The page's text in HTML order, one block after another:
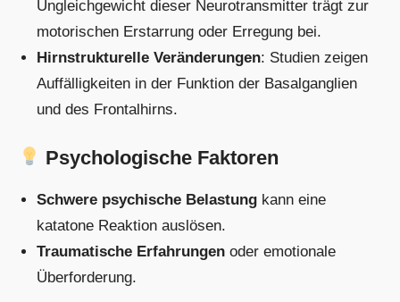
Ungleichgewicht dieser Neurotransmitter trägt zur
motorischen Erstarrung oder Erregung bei.
Hirnstrukturelle Veränderungen: Studien zeigen
Auffälligkeiten in der Funktion der Basalganglien
und des Frontalhirns.
Psychologische Faktoren
Schwere psychische Belastung kann eine
katatone Reaktion auslösen.
Traumatische Erfahrungen oder emotionale
Überforderung.